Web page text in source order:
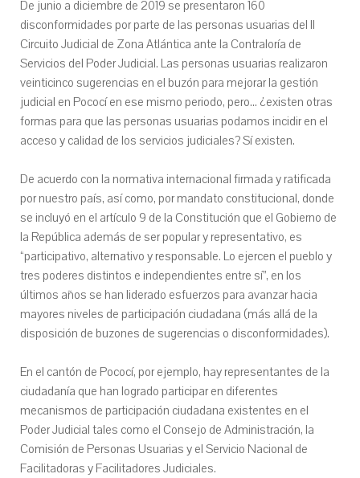
De junio a diciembre de 2019 se presentaron 160
disconformidades por parte de las personas usuarias del II
Circuito Judicial de Zona Atlántica ante la Contraloría de
Servicios del Poder Judicial. Las personas usuarias realizaron
veinticinco sugerencias en el buzón para mejorar la gestión
judicial en Pococí en ese mismo periodo, pero... ¿existen otras
formas para que las personas usuarias podamos incidir en el
acceso y calidad de los servicios judiciales? Sí existen.
De acuerdo con la normativa internacional firmada y ratificada
por nuestro país, así como, por mandato constitucional, donde
se incluyó en el artículo 9 de la Constitución que el Gobierno de
la República además de ser popular y representativo, es
“participativo, alternativo y responsable. Lo ejercen el pueblo y
tres poderes distintos e independientes entre sí”, en los
últimos años se han liderado esfuerzos para avanzar hacia
mayores niveles de participación ciudadana (más allá de la
disposición de buzones de sugerencias o disconformidades).
En el cantón de Pococí, por ejemplo, hay representantes de la
ciudadanía que han logrado participar en diferentes
mecanismos de participación ciudadana existentes en el
Poder Judicial tales como el Consejo de Administración, la
Comisión de Personas Usuarias y el Servicio Nacional de
Facilitadoras y Facilitadores Judiciales.